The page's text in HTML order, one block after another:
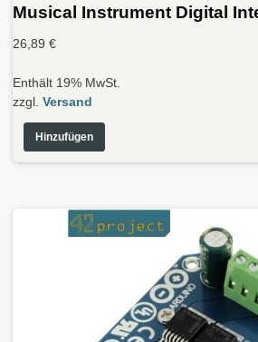
Musical Instrument Digital
26,89 €
Enthält 19% MwSt.
zzgl. Versand
Hinzufügen